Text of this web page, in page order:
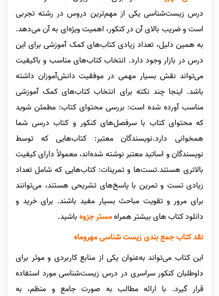
درس زیست‌شناسی یکی از مهم‌ترین دروس در رشته تجربی
است و ضریب بالای آن در کنکور، اهمیت ویژه‌ای به آن می‌دهد.
به همین دلیل، تعداد زیادی کتاب‌های کمک آموزشی برای این
درس در بازار وجود دارد. انتخاب کتاب‌های مناسب و باکیفیت
می‌تواند نقش بسیار مهمی در موفقیت دانش‌آموزان داشته
باشد. اینجا چند نکته برای انتخاب کتاب‌های کمک آموزشی
مناسب آورده شده است: بررسی محتوای کتاب: مطمئن شوید
که محتوای کتاب با سرفصل‌های کنکور و کتاب درسی شما
همخوانی دارد.نویسندگان معتبر: کتاب‌هایی که توسط
نویسندگان و اساتید معتبر نوشته شده‌اند، معمولاً دارای کیفیت
بالاتری هستند.تست‌ها و تمرینات: کتاب‌هایی که شامل تعداد
زیادی تست و تمرین با پاسخ‌های تشریحی هستند، می‌توانند
برای مرور و تقویت مباحث بسیار مفید باشند. برای خرید و
دانلود کتاب های بیشتر همراهمستر جزوهباشید.
نقد کتابجمع بندی زیست شناسی مهروماه
این کتاب می‌تواند به‌عنوان یکی از منابع کاربردی و موثر برای
داوطلبان کنکور سراسری در درس زیست‌شناسی مورد استفاده
قرار گیرد. با ارائه مطالب به صورت جامع و منظم، به